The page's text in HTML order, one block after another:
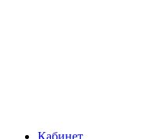
Кабинет